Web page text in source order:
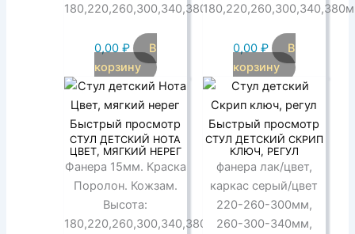
180,220,260,300,340,380мм
0,00 ₽
В
корзину
0,00 ₽
В
корзину
Быстрый просмотр
СТУЛ ДЕТСКИЙ НОТА
ЦВЕТ, МЯГКИЙ НЕРЕГ
Фанера 15мм. Краска
Поролон. Кожзам.
Высота:
180,220,260,300,340,380мм
Быстрый просмотр
СТУЛ ДЕТСКИЙ СКРИП
КЛЮЧ, РЕГУЛ
фанера лак/цвет,
каркас серый/цвет
220-260-300мм,
260-300-340мм,